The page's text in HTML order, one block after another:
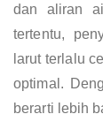
dan aliran
tertentu,
larut terlalu
optimal.
berarti lebih